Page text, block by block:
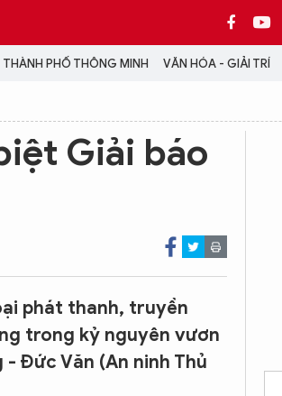
THÀNH PHỐ THÔNG MINH VĂN HÓA - GIẢI TRÍ
LỊCH VẠN SỰ
Giải báo
phát thanh, truyền
trong kỷ nguyên vươn
Đức Văn (An ninh Thủ